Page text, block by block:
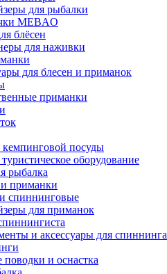
для рыбалки
MEBAO
блёсен
для наживки
для блесен и приманок
приманки
посуды
туристическое оборудование
рыбалка
приманки
спиннинговые
для приманок
и аксессуары для спиннинга
поводки и оснастка